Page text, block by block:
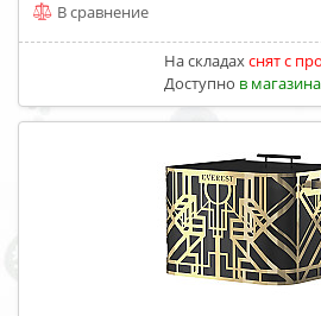
В сравнение
На складахcнят с
Доступно в